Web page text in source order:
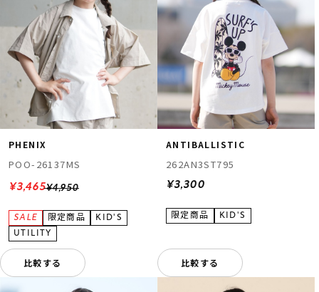
PHENIX
POO-26137MS
¥4,950
¥3,465
比較する
ANTIBALLISTIC
262AN3ST795
¥3,300
比較する